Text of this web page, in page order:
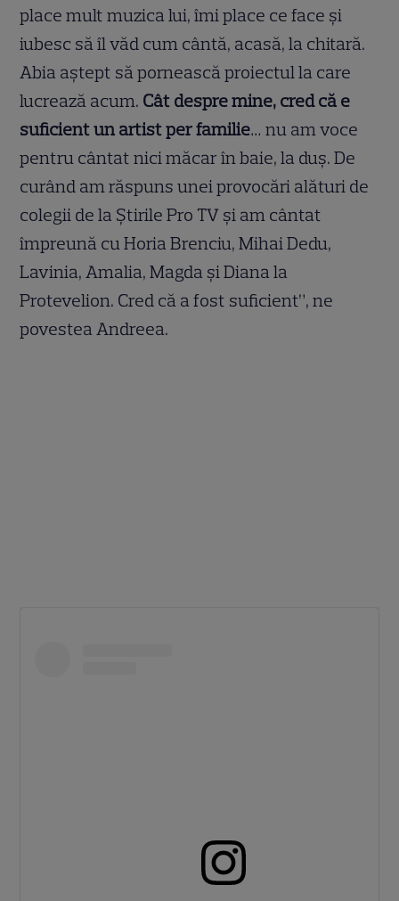
place mult muzica lui, îmi place ce face şi
iubesc să îl văd cum cântă, acasă, la chitară.
Abia aştept să pornească proiectul la care
lucrează acum. Cât despre mine, cred că e
suficient un artist per familie… nu am voce
pentru cântat nici măcar în baie, la duş. De
curând am răspuns unei provocări alături de
colegii de la Ştirile Pro TV şi am cântat
împreună cu Horia Brenciu, Mihai Dedu,
Lavinia, Amalia, Magda şi Diana la
Protevelion. Cred că a fost suficient”, ne
povestea Andreea.